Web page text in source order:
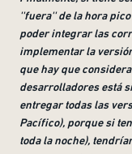
''fuera'' de la hora
poder integrar las
implementar la
que hay que
desarrolladores está
entregar todas las
Pacífico), porque si
toda la noche),